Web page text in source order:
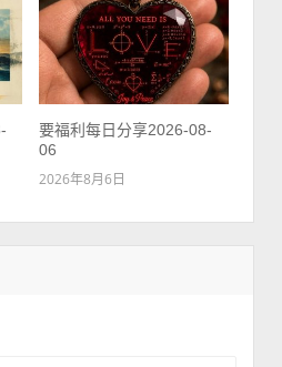
要福利每日分享2026-08-
06
2026年8月6日